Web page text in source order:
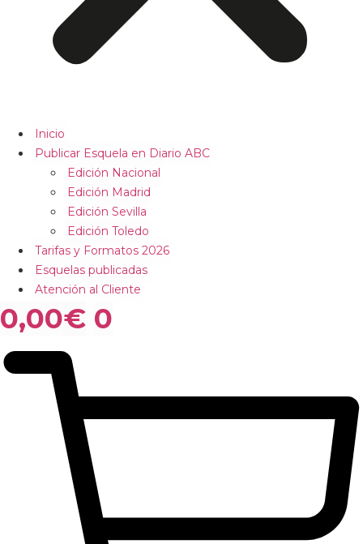
Inicio
Publicar Esquela en Diario ABC
Edición Nacional
Edición Madrid
Edición Sevilla
Edición Toledo
Tarifas y Formatos 2026
Esquelas publicadas
Atención al Cliente
0,00€ 0